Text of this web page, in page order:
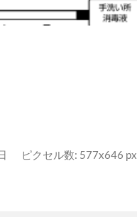
ピクセル数: 577x646 px